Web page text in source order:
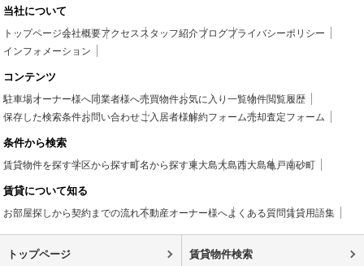
当社について
トップページ会社概要アクセス スタッフ紹介ブログプライバシーポリシー
インフォメーション
コンテンツ
駐車場オーナー様へ同業者様へ売買物件お気に入り一覧物件閲覧履歴
保存した検索条件お問い合わせご入居者様解約フォーム売却査定フォーム
条件から検索
賃貸物件を探す学区から探す町名から探す東大島大島西大島亀戸南砂町
賃貸について知る
お部屋探しから契約までの流れ不動産オーナー様へよくある質問賃貸用語集
トップページ 賃貸物件検索